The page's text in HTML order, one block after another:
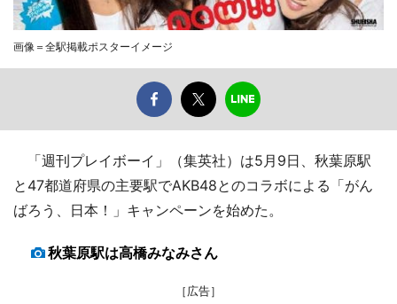
画像＝全駅掲載ポスターイメージ
「週刊プレイボーイ」（集英社）は5月9日、秋葉原駅
と47都道府県の主要駅でAKB48とのコラボによる「がん
ばろう、日本！」キャンペーンを始めた。
秋葉原駅は高橋みなみさん
［広告］